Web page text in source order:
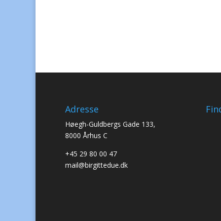
Adresse
Høegh-Guldbergs Gade 133,
8000 Århus C
+45 29 80 00 47
mail@birgittedue.dk